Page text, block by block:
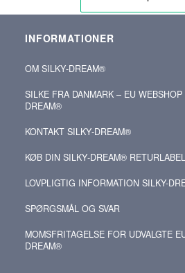
INFORMATIONER
OM SILKY‑DREAM®
SILKE FRA DANMARK – EU
DREAM®
KONTAKT SILKY‑DREAM®
KØB DIN SILKY‑DREAM®
LOVPLIGTIG INFORMATION SILKY-
SPØRGSMÅL OG SVAR
MOMSFRITAGELSE FOR UDVALGTE
DREAM®